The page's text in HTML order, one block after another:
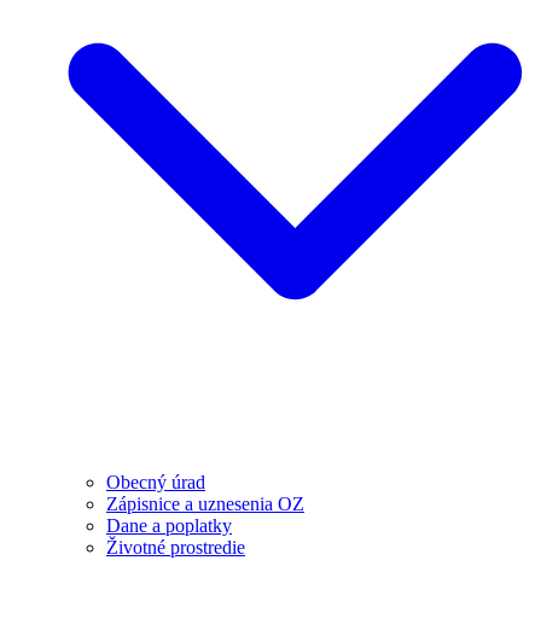
Obecný úrad
Zápisnice a uznesenia OZ
Dane a poplatky
Životné prostredie